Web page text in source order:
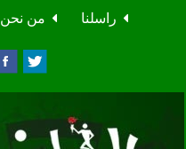
من نحن راسلنا